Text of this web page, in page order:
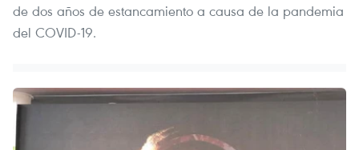
de dos años de estancamiento a causa de la pandemia
del COVID-19.